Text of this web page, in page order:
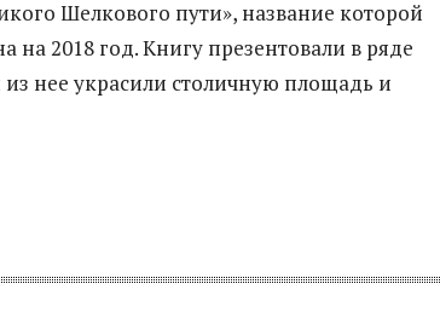
Шелкового пути», название которой
на 2018 год. Книгу презентовали в ряде
нее украсили столичную площадь и